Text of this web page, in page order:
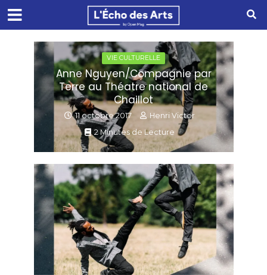
VIE CULTURELLE
Anne Nguyen/Compagnie par
Terre au Théatre national de
Chaillot
11 octobre 2017
Henri Victor
2 Minutes de Lecture